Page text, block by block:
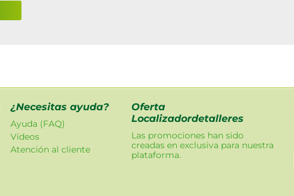
¿Necesitas ayuda?
Ayuda (FAQ)
Vídeos
Atención al cliente
Oferta
Localizadordetalleres
Las promociones han sido
creadas en exclusiva para nuestra
plataforma.